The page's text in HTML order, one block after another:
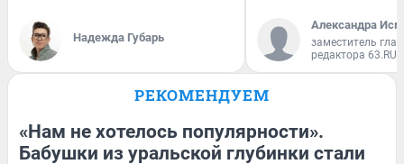
Надежда Губарь
Александра
заместитель
редактора 63.RU
РЕКОМЕНДУЕМ
«Нам не хотелось популярности».
Бабушки из уральской глубинки стали